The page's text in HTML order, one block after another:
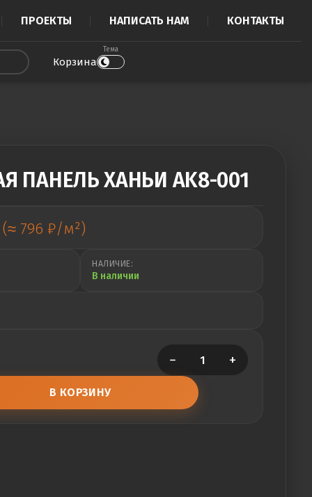
ПРОЕКТЫ НАПИСАТЬ НАМ КОНТАКТЫ
Корзина
Тема
ПАНЕЛЬ ХАНЬИ AK8-001
(≈ 796 ₽/м²)
НАЛИЧИЕ:
В наличии
− +
В КОРЗИНУ